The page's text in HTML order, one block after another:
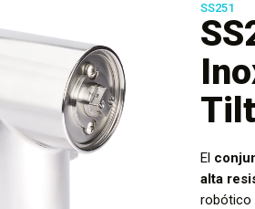
SS251
Tilt
El
alta
robótico